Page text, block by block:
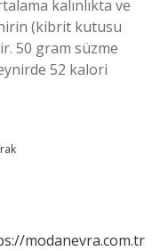
kalınlıkta ve
(kibrit kutusu
50 gram süzme
52 kalori
modanevra.com.tr